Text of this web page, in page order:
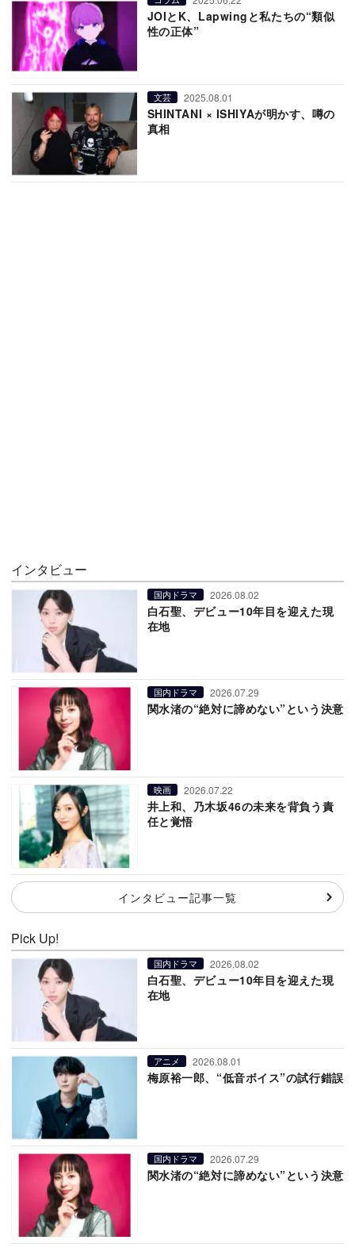
JOIとK、Lapwingと私たちの“類似
性の正体”
文芸 2025.08.01
SHINTANI × ISHIYAが明かす、噂の
真相
インタビュー
国内ドラマ 2026.08.02
白石聖、デビュー10年目を迎えた現
在地
国内ドラマ 2026.07.29
関水渚の“絶対に諦めない”という決意
映画 2026.07.22
井上和、乃木坂46の未来を背負う責
任と覚悟
インタビュー記事一覧
Pick Up!
国内ドラマ 2026.08.02
白石聖、デビュー10年目を迎えた現
在地
アニメ 2026.08.01
梅原裕一郎、“低音ボイス”の試行錯誤
国内ドラマ 2026.07.29
関水渚の“絶対に諦めない”という決意